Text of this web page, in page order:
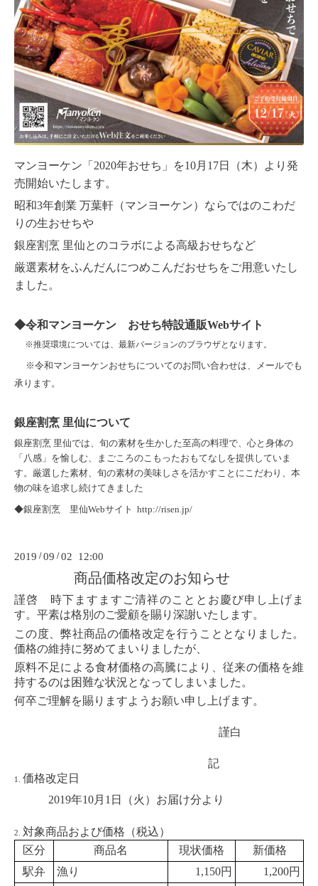
マンヨーケン「2020年おせち」を10月17日（木）より発
売開始いたします。
昭和3年創業 万葉軒（マンヨーケン）ならではのこわだ
りの生おせちや
銀座割烹 里仙とのコラボによる高級おせちなど
厳選素材をふんだんにつめこんだおせちをご用意いたし
ました。
◆令和マンヨーケン おせち特設通販Webサイト
※推奨環境については、最新バージョンのブラウザとなります。
※令和マンヨーケンおせちについてのお問い合わせは、 メールでも
承ります。
銀座割烹 里仙について
銀座割烹 里仙では、旬の素材を生かした至高の料理で、心と身体の
「八感」を愉しむ、まごころのこもったおもてなしを提供していま
す。厳選した素材、旬の素材の美味しさを活かすことにこだわり、本
物の味を追求し続けてきました
◆銀座割烹 里仙Webサイト http://risen.jp/
2019 /09 /02 12:00
商品価格改定のお知らせ
謹啓 時下ますますご清祥のこととお慶び申し上げま
す。平素は格別のご愛顧を賜り深謝いたします。
この度、弊社商品の価格改定を行うこととなりました。
価格の維持に努めてまいりましたが、
原料不足による食材価格の高騰により、従来の価格を維
持するのは困難な状況となってしまいました。
何卒ご理解を賜りますようお願い申し上げます。
謹白
記
価格改定日
2019年10月 1 日（火）お届け分より
対象商品および価格（税込）
区分
商品名 現状価格
新価格
駅弁
漁り 1,150円 1,200円